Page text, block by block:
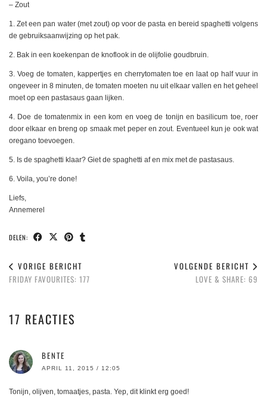
– Zout
1. Zet een pan water (met zout) op voor de pasta en bereid spaghetti volgens
de gebruiksaanwijzing op het pak.
2. Bak in een koekenpan de knoflook in de olijfolie goudbruin.
3. Voeg de tomaten, kappertjes en cherrytomaten toe en laat op half vuur in
ongeveer in 8 minuten, de tomaten moeten nu uit elkaar vallen en het geheel
moet op een pastasaus gaan lijken.
4. Doe de tomatenmix in een kom en voeg de tonijn en basilicum toe, roer
door elkaar en breng op smaak met peper en zout. Eventueel kun je ook wat
oregano toevoegen.
5. Is de spaghetti klaar? Giet de spaghetti af en mix met de pastasaus.
6. Voila, you’re done!
Liefs,
Annemerel
DELEN:
VORIGE BERICHT
FRIDAY FAVOURITES: 177
VOLGENDE BERICHT
LOVE & SHARE: 69
17 REACTIES
BENTE
APRIL 11, 2015 / 12:05
Tonijn, olijven, tomaatjes, pasta. Yep, dit klinkt erg goed!